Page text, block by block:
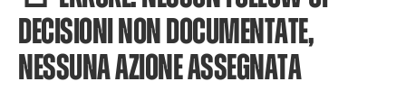
DECISIONI NON DOCUMENTATE,
NESSUNA AZIONE ASSEGNATA